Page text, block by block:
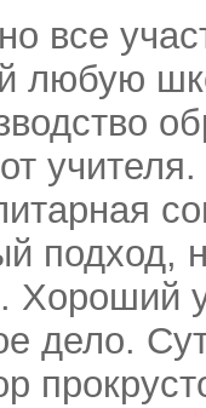
все
любую
подход,
Хороший
дело.